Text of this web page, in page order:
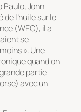
Paulo, John
l’huile sur le
(WEC), il a
se
». Une
quand on
partie
avec un